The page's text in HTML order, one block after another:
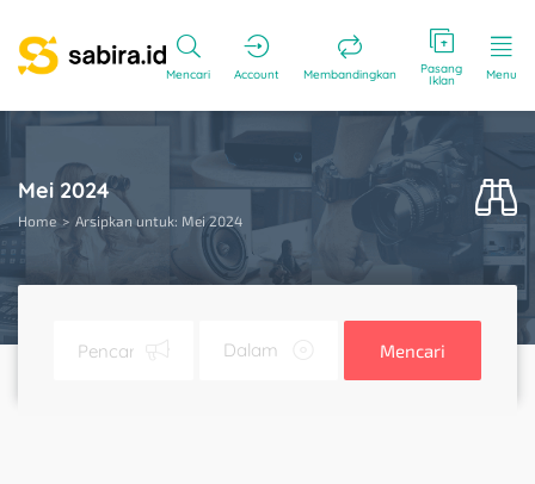
Mencari Account Membandingkan Pasang
Iklan Menu
Mei 2024
Home Arsipkan untuk: Mei 2024
Mencari